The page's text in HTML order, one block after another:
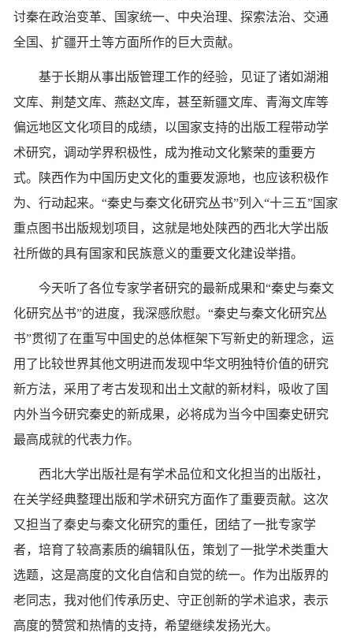
讨秦在政治变革、国家统一、中央治理、探索法治、交通
全国、扩疆开土等方面所作的巨大贡献。
基于长期从事出版管理工作的经验，见证了诸如湖湘
文库、荆楚文库、燕赵文库，甚至新疆文库、青海文库等
偏远地区文化项目的成绩，以国家支持的出版工程带动学
术研究，调动学界积极性，成为推动文化繁荣的重要方
式。陕西作为中国历史文化的重要发源地，也应该积极作
为、行动起来。“秦史与秦文化研究丛书”列入“十三五”国家
重点图书出版规划项目，这就是地处陕西的西北大学出版
社所做的具有国家和民族意义的重要文化建设举措。
今天听了各位专家学者研究的最新成果和“秦史与秦文
化研究丛书”的进度，我深感欣慰。“秦史与秦文化研究丛
书”贯彻了在重写中国史的总体框架下写新史的新理念，运
用了比较世界其他文明进而发现中华文明独特价值的研究
新方法，采用了考古发现和出土文献的新材料，吸收了国
内外当今研究秦史的新成果，必将成为当今中国秦史研究
最高成就的代表力作。
西北大学出版社是有学术品位和文化担当的出版社，
在关学经典整理出版和学术研究方面作了重要贡献。这次
又担当了秦史与秦文化研究的重任，团结了一批专家学
者，培育了较高素质的编辑队伍，策划了一批学术类重大
选题，这是高度的文化自信和自觉的统一。作为出版界的
老同志，我对他们传承历史、守正创新的学术追求，表示
高度的赞赏和热情的支持，希望继续发扬光大。